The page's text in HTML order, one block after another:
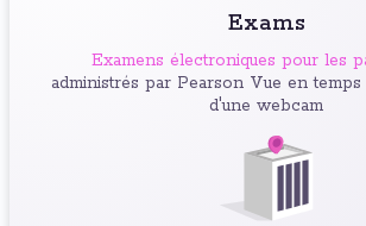
Exams
Examens électroniques pour les
administrés par Pearson Vue en
d'une webcam